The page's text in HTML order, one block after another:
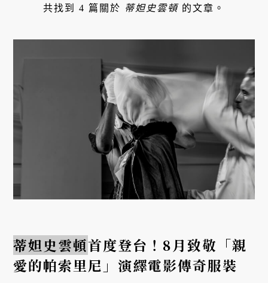
共找到 4 篇關於 蒂妲史雲頓 的文章。
蒂妲史雲頓首度登台！8月致敬「親
愛的帕索里尼」演繹電影傳奇服裝